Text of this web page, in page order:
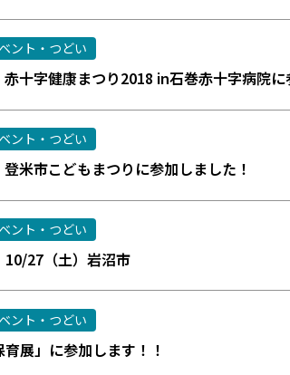
ント・つどい
字健康まつり2018 in石巻赤十字病院に
ント・つどい
米市こどもまつりに参加しました！
ント・つどい
27（土）岩沼市
ント・つどい
展」に参加します！！